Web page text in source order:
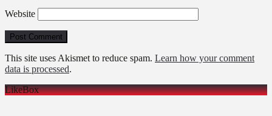
Website
This site uses Akismet to reduce spam. Learn how your comment
data is processed.
LikeBox